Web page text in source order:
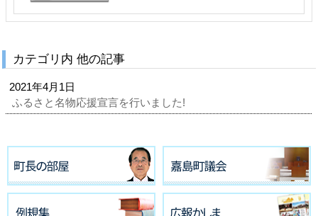
カテゴリ内 他の記事
2021年4月1日
ふるさと名物応援宣言を行いました!